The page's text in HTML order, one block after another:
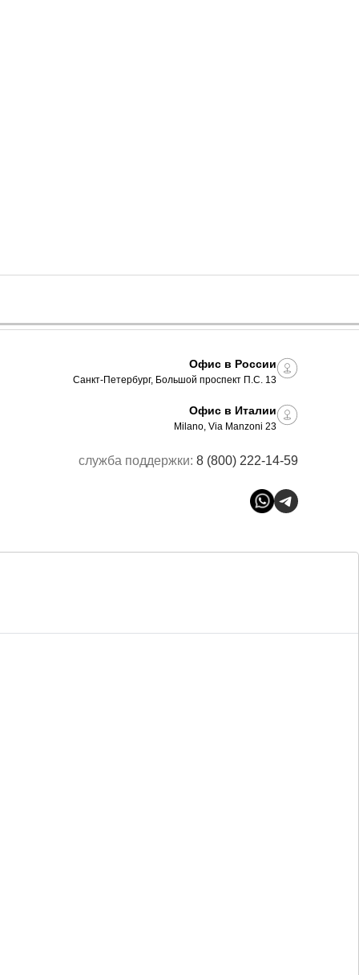
Офис в России
Санкт-Петербург, Большой проспект П.С. 13
Офис в Италии
Milano, Via Manzoni 23
служба поддержки: 8 (800) 222-14-59